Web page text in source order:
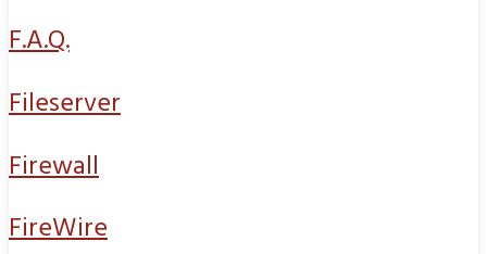
F.A.Q.
Fileserver
Firewall
FireWire